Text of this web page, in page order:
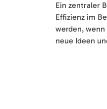
Ein zentraler
Effizienz im
werden,
neue Ideen